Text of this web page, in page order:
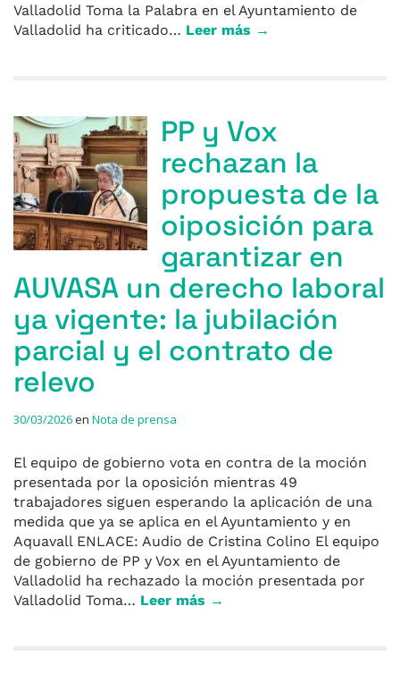
Valladolid Toma la Palabra en el Ayuntamiento de
Valladolid ha criticado… Leer más →
PP y Vox
rechazan la
propuesta de la
oiposición para
garantizar en
AUVASA un derecho laboral
ya vigente: la jubilación
parcial y el contrato de
relevo
30/03/2026en Nota de prensa
El equipo de gobierno vota en contra de la moción
presentada por la oposición mientras 49
trabajadores siguen esperando la aplicación de una
medida que ya se aplica en el Ayuntamiento y en
Aquavall ENLACE: Audio de Cristina Colino El equipo
de gobierno de PP y Vox en el Ayuntamiento de
Valladolid ha rechazado la moción presentada por
Valladolid Toma… Leer más →